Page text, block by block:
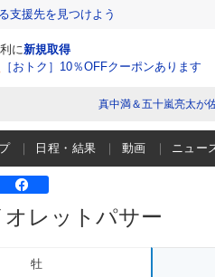
支援先を見つけよう
に新規取得
［おトク］10％OFFクーポンあります
真中満＆五十嵐亮太が
日程・結果 動画 ニュー
レットパサー
牡